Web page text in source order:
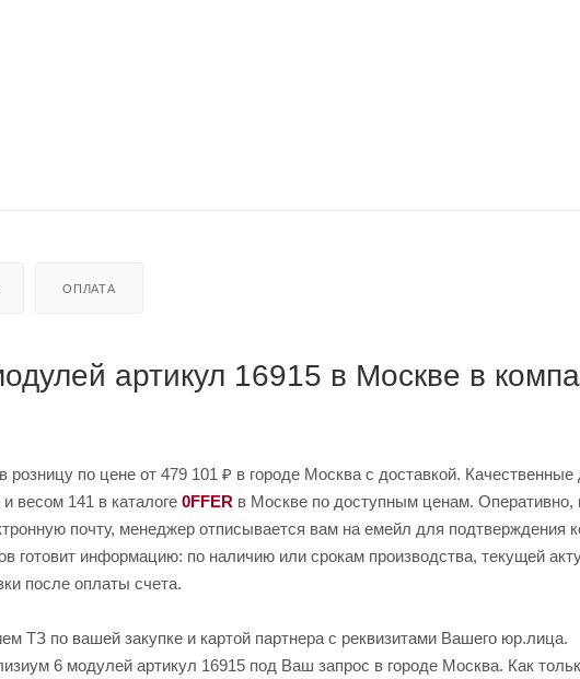
ОПЛАТА
артикул 16915 в Москве в
по цене от 479 101 ₽ в городе Москва с доставкой. Качественные
весом 141 в каталоге 0FFER в Москве по доступным ценам. Оперативно,
почту, менеджер отписывается вам на емейл для подтверждения
готовит информацию: по наличию или срокам производства, текущей
после оплаты счета.
ТЗ по вашей закупке и картой партнера с реквизитами Вашего юр.лица.
6 модулей артикул 16915 под Ваш запрос в городе Москва. Как